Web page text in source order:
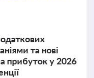
та нові
прибуток у 2026